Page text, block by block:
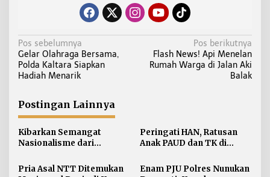
N
a
v
g
a
s
i
Pos sebelumnya
Gelar Olahraga Bersama,
Polda Kaltara Siapkan
Hadiah Menarik
Pos berikutnya
Flash News! Api Menelan
Rumah Warga di Jalan Aki
Balak
Postingan Lainnya
Kibarkan Semangat
Nasionalisme dari
Merah Putih 81 Meter
Peringati HAN, Ratusan
Anak PAUD dan TK di
Lomba Menggambar dan
Pria Asal NTT Ditemukan
Enam PJU Polres Nunukan